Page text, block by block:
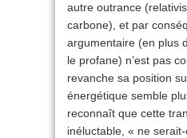
autre outrance
carbone), et par
argumentaire (en plus
le profane) n’est pas
revanche sa position
énergétique semble
reconnaît que cette
inéluctable, « ne